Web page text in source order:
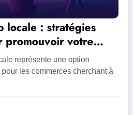
locale : stratégies
promouvoir votre
représente une option
les commerces cherchant à